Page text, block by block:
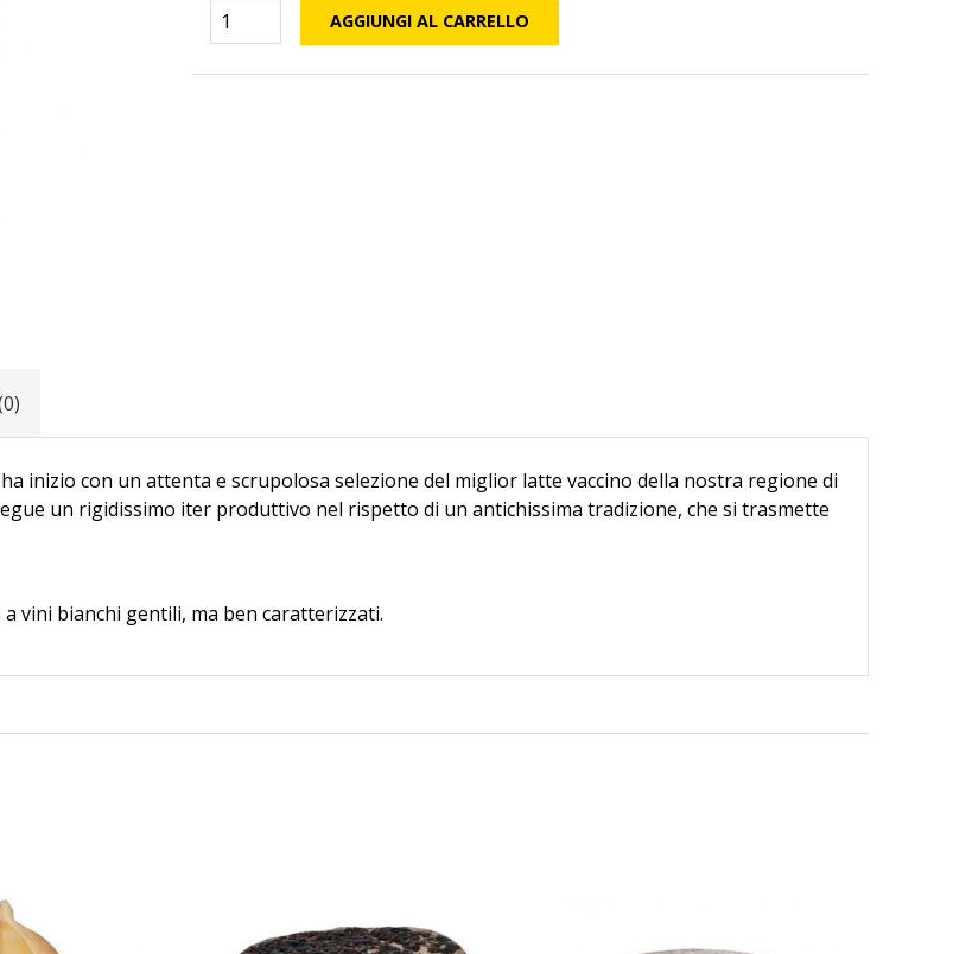
Caciocavallo
Dolce
quantità
AGGIUNGI AL CARRELLO
inizio con un attenta e scrupolosa selezione del miglior latte vaccino della nostra regione di
un rigidissimo iter produttivo nel rispetto di un antichissima tradizione, che si trasmette
vini bianchi gentili, ma ben caratterizzati.